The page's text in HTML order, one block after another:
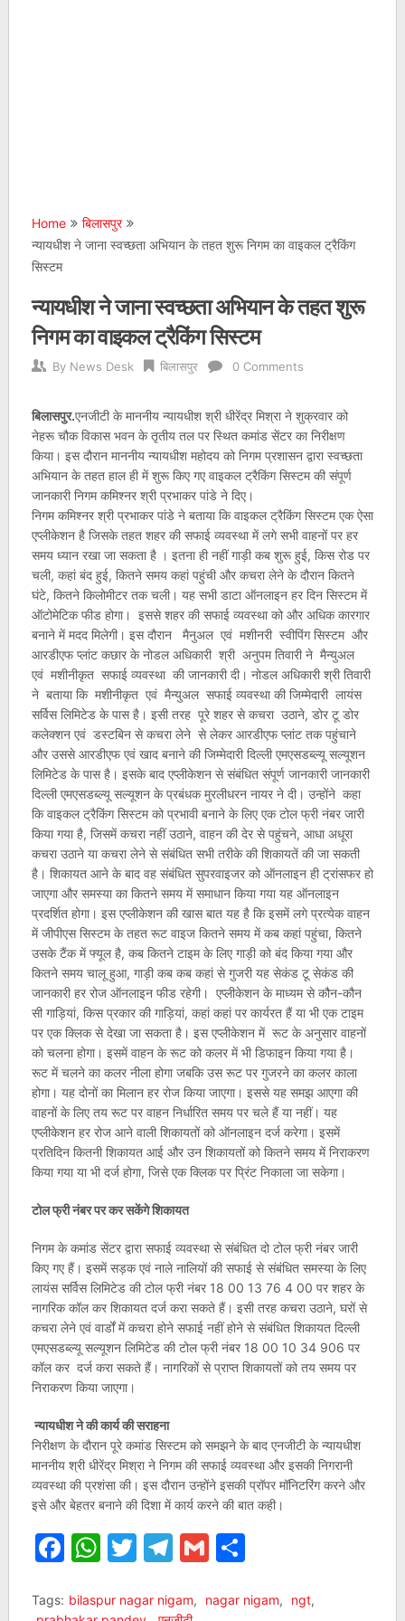
Home
बिलासपुर
न्यायधीश ने जाना स्वच्छता अभियान के तहत शुरू निगम का वाइकल ट्रैकिंग
सिस्टम
न्यायधीश ने जाना स्वच्छता अभियान के तहत शुरू
निगम का वाइकल ट्रैकिंग सिस्टम
By News Desk बिलासपुर 0 Comments
बिलासपुर.एनजीटी के माननीय न्यायधीश श्री धीरेंद्र मिश्रा ने शुक्रवार को
नेहरू चौक विकास भवन के तृतीय तल पर स्थित कमांड सेंटर का निरीक्षण
किया। इस दौरान माननीय न्यायधीश महोदय को निगम प्रशासन द्वारा स्वच्छता
अभियान के तहत हाल ही में शुरू किए गए वाइकल ट्रैकिंग सिस्टम की संपूर्ण
जानकारी निगम कमिश्नर श्री प्रभाकर पांडे ने दिए।
निगम कमिश्नर श्री प्रभाकर पांडे ने बताया कि वाइकल ट्रैकिंग सिस्टम एक ऐसा
एप्लीकेशन है जिसके तहत शहर की सफाई व्यवस्था में लगे सभी वाहनों पर हर
समय ध्यान रखा जा सकता है । इतना ही नहीं गाड़ी कब शुरू हुई, किस रोड पर
चली, कहां बंद हुई, कितने समय कहां पहुंची और कचरा लेने के दौरान कितने
घंटे, कितने किलोमीटर तक चली। यह सभी डाटा ऑनलाइन हर दिन सिस्टम में
ऑटोमेटिक फीड होगा। इससे शहर की सफाई व्यवस्था को और अधिक कारगार
बनाने में मदद मिलेगी। इस दौरान मैनुअल एवं मशीनरी स्वीपिंग सिस्टम और
आरडीएफ प्लांट कछार के नोडल अधिकारी श्री अनुपम तिवारी ने मैन्युअल
एवं मशीनीकृत सफाई व्यवस्था की जानकारी दी। नोडल अधिकारी श्री तिवारी
ने बताया कि मशीनीकृत एवं मैन्युअल सफाई व्यवस्था की जिम्मेदारी लायंस
सर्विस लिमिटेड के पास है। इसी तरह पूरे शहर से कचरा उठाने, डोर टू डोर
कलेक्शन एवं डस्टबिन से कचरा लेने से लेकर आरडीएफ प्लांट तक पहुंचाने
और उससे आरडीएफ एवं खाद बनाने की जिम्मेदारी दिल्ली एमएसडब्ल्यू सल्यूशन
लिमिटेड के पास है। इसके बाद एप्लीकेशन से संबंधित संपूर्ण जानकारी जानकारी
दिल्ली एमएसडब्ल्यू सल्यूशन के प्रबंधक मुरलीधरन नायर ने दी। उन्होंने कहा
कि वाइकल ट्रैकिंग सिस्टम को प्रभावी बनाने के लिए एक टोल फ्री नंबर जारी
किया गया है, जिसमें कचरा नहीं उठाने, वाहन की देर से पहुंचने, आधा अधूरा
कचरा उठाने या कचरा लेने से संबंधित सभी तरीके की शिकायतें की जा सकती
है। शिकायत आने के बाद वह संबंधित सुपरवाइजर को ऑनलाइन ही ट्रांसफर हो
जाएगा और समस्या का कितने समय में समाधान किया गया यह ऑनलाइन
प्रदर्शित होगा। इस एप्लीकेशन की खास बात यह है कि इसमें लगे प्रत्येक वाहन
में जीपीएस सिस्टम के तहत रूट वाइज कितने समय में कब कहां पहुंचा, कितने
उसके टैंक में फ्यूल है, कब कितने टाइम के लिए गाड़ी को बंद किया गया और
कितने समय चालू हुआ, गाड़ी कब कब कहां से गुजरी यह सेकंड टू सेकंड की
जानकारी हर रोज ऑनलाइन फीड रहेगी। एप्लीकेशन के माध्यम से कौन-कौन
सी गाड़ियां, किस प्रकार की गाड़ियां, कहां कहां पर कार्यरत हैं या भी एक टाइम
पर एक क्लिक से देखा जा सकता है। इस एप्लीकेशन में रूट के अनुसार वाहनों
को चलना होगा। इसमें वाहन के रूट को कलर में भी डिफाइन किया गया है।
रूट में चलने का कलर नीला होगा जबकि उस रूट पर गुजरने का कलर काला
होगा। यह दोनों का मिलान हर रोज किया जाएगा। इससे यह समझ आएगा की
वाहनों के लिए तय रूट पर वाहन निर्धारित समय पर चले हैं या नहीं। यह
एप्लीकेशन हर रोज आने वाली शिकायतों को ऑनलाइन दर्ज करेगा। इसमें
प्रतिदिन कितनी शिकायत आई और उन शिकायतों को कितने समय में निराकरण
किया गया या भी दर्ज होगा, जिसे एक क्लिक पर प्रिंट निकाला जा सकेगा।
टोल फ्री नंबर पर कर सकेंगे शिकायत
निगम के कमांड सेंटर द्वारा सफाई व्यवस्था से संबंधित दो टोल फ्री नंबर जारी
किए गए हैं। इसमें सड़क एवं नाले नालियों की सफाई से संबंधित समस्या के लिए
लायंस सर्विस लिमिटेड की टोल फ्री नंबर 18 00 13 76 4 00 पर शहर के
नागरिक कॉल कर शिकायत दर्ज करा सकते हैं। इसी तरह कचरा उठाने, घरों से
कचरा लेने एवं वार्डों में कचरा होने सफाई नहीं होने से संबंधित शिकायत दिल्ली
एमएसडब्ल्यू सल्यूशन लिमिटेड की टोल फ्री नंबर 18 00 10 34 906 पर
कॉल कर दर्ज करा सकते हैं। नागरिकों से प्राप्त शिकायतों को तय समय पर
निराकरण किया जाएगा।
न्यायधीश ने की कार्य की सराहना
निरीक्षण के दौरान पूरे कमांड सिस्टम को समझने के बाद एनजीटी के न्यायधीश
माननीय श्री धीरेंद्र मिश्रा ने निगम की सफाई व्यवस्था और इसकी निगरानी
व्यवस्था की प्रशंसा की। इस दौरान उन्होंने इसकी प्रॉपर मॉनिटरिंग करने और
इसे और बेहतर बनाने की दिशा में कार्य करने की बात कही।
Facebook
WhatsApp
Twitter
Telegram
GmailShare
Tags: bilaspur nagar nigam, nagar nigam, ngt,